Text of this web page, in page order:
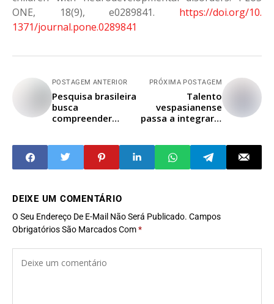
ONE, 18(9), e0289841. https://doi.org/10.
1371/journal.pone.0289841
POSTAGEM ANTERIOR
Pesquisa brasileira
busca
compreender
e saúde da coluna
PRÓXIMA POSTAGEM
Talento
vespasianense
passa a integrar a
DEIXE UM COMENTÁRIO
O Seu Endereço De E-Mail Não Será Publicado. Campos
Obrigatórios São Marcados Com*